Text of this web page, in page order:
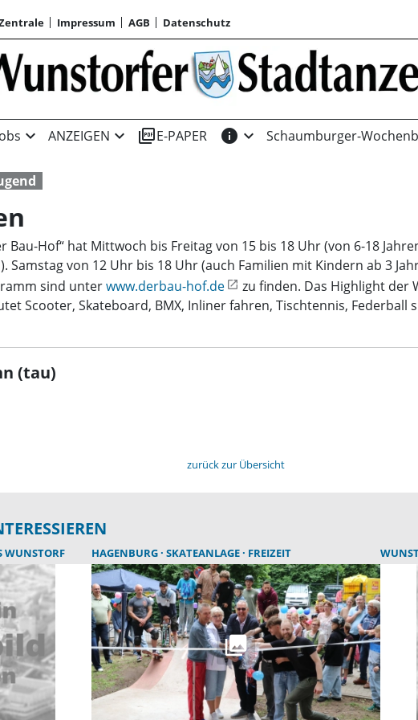
Impressum AGB Datenschutz
expand_more ANZEIGEN expand_more picture_as_pdfE-PAPER info expand_more Schaumburger-
Bau-Hof“ hat Mittwoch bis Freitag von 15 bis 18 Uhr (von 6-18
Samstag von 12 Uhr bis 18 Uhr (auch Familien mit Kindern ab 3
sind unterwww.derbau-hof.de
zu finden. Das Highlight der
Scooter, Skateboard, BMX, Inliner fahren, Tischtennis, Federball
(tau)
zurück zur Übersicht
WUNSTORF HAGENBURG SKATEANLAGE FREIZEIT